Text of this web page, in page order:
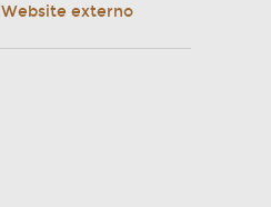
Website externo